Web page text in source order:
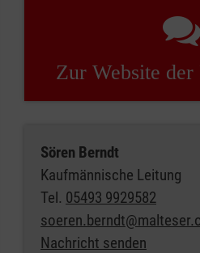
Zur Website der
Sören Berndt
Kaufmännische Leitung
Tel. 05493 9929582
Nachricht senden